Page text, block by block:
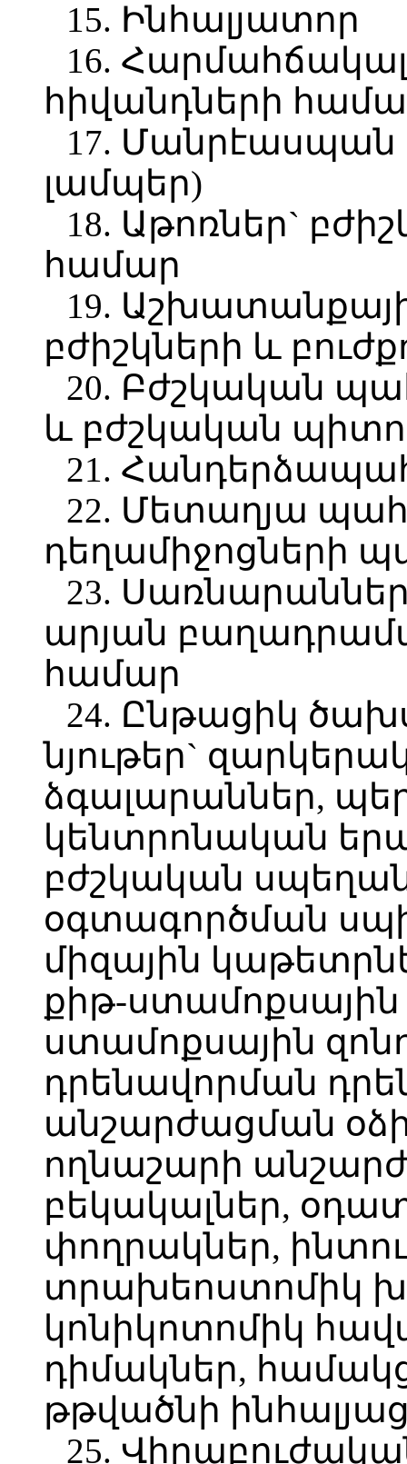
15. Ինհալյատոր
16.
հիվանդների
17. Մանրէասպան
լամպեր)
18. Աթոռներ`
համար
19.
բժիշկների և
20. Բժշկական
և բժշկական
21.
22. Մետաղյա
դեղամիջոցների
23.
արյան
համար
24. Ընթացիկ
նյութեր`
ձգալարաններ,
կենտրոնական
բժշկական
օգտագործման
միզային
քիթ-
ստամոքսային
դրենավորման
անշարժացման
ողնաշարի
բեկակալներ,
փողրակներ,
տրախեոստոմիկ
կոնիկոտոմիկ
դիմակներ,
թթվածնի
25.